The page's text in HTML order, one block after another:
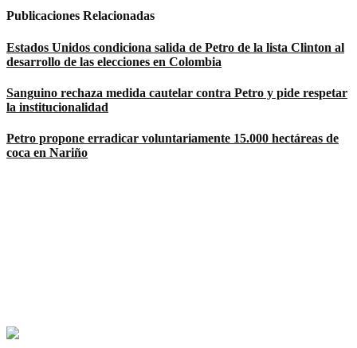
Publicaciones Relacionadas
Estados Unidos condiciona salida de Petro de la lista Clinton al
desarrollo de las elecciones en Colombia
Sanguino rechaza medida cautelar contra Petro y pide respetar
la institucionalidad
Petro propone erradicar voluntariamente 15.000 hectáreas de
coca en Nariño